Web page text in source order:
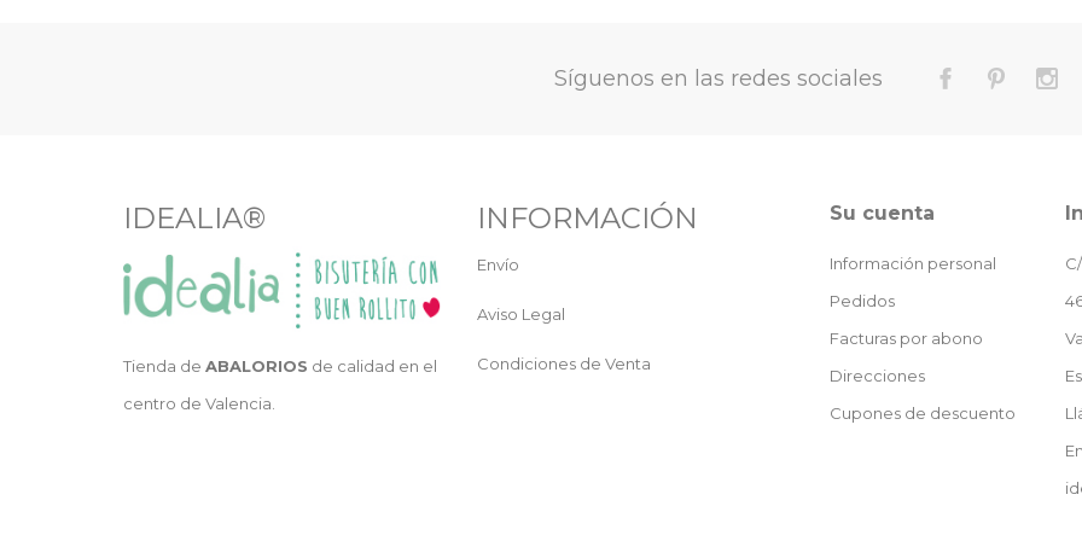
Síguenos en las redes sociales
IDEALIA®
Tienda de ABALORIOS de calidad en el
centro de Valencia.
INFORMACIÓN
Envío
Aviso Legal
Condiciones de Venta
Su cuenta
Información personal
Pedidos
Facturas por abono
Direcciones
Cupones de descuento